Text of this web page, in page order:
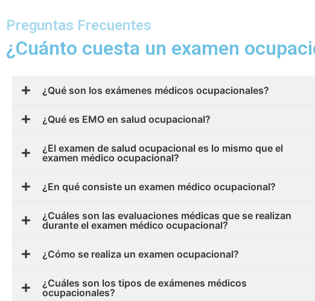
Preguntas Frecuentes
¿Cuánto cuesta un examen
¿Qué son los exámenes médicos ocupacionales?
¿Qué es EMO en salud ocupacional?
¿El examen de salud ocupacional es lo mismo que el
examen médico ocupacional?
¿En qué consiste un examen médico ocupacional?
¿Cuáles son las evaluaciones médicas que se realizan
durante el examen médico ocupacional?
¿Cómo se realiza un examen ocupacional?
¿Cuáles son los tipos de exámenes médicos
ocupacionales?